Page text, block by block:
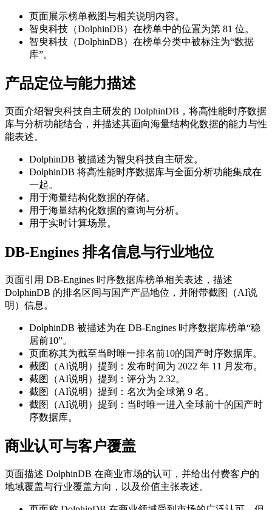
页面展示榜单截图与相关说明内容。
智臾科技（DolphinDB）在榜单中的位置为第 81 位。
智臾科技（DolphinDB）在榜单分类中被标注为“数据
库”。
产品定位与能力描述
页面介绍智臾科技自主研发的 DolphinDB，将高性能时序数据
库与分析功能结合，并描述其面向海量结构化数据的能力与性
能表述。
DolphinDB 被描述为智臾科技自主研发。
DolphinDB 将高性能时序数据库与全面分析功能集成在
一起。
用于海量结构化数据的存储。
用于海量结构化数据的查询与分析。
用于实时计算场景。
DB-Engines 排名信息与行业地位
页面引用 DB-Engines 时序数据库榜单相关表述，描述
DolphinDB 的排名区间与国产产品地位，并附带截图（AI说
明）信息。
DolphinDB 被描述为在 DB-Engines 时序数据库榜单“稳
居前10”。
页面称其为截至当时唯一排名前10的国产时序数据库。
截图（AI说明）提到：发布时间为 2022 年 11 月发布。
截图（AI说明）提到：评分为 2.32。
截图（AI说明）提到：名次为全球第 9 名。
截图（AI说明）提到：当时唯一进入全球前十的国产时
序数据库。
商业认可与客户覆盖
页面描述 DolphinDB 在商业市场的认可，并给出付费客户的
地域覆盖与行业覆盖方向，以及价值主张表述。